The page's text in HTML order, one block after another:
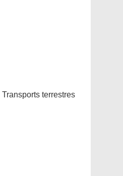
Transports terrestres